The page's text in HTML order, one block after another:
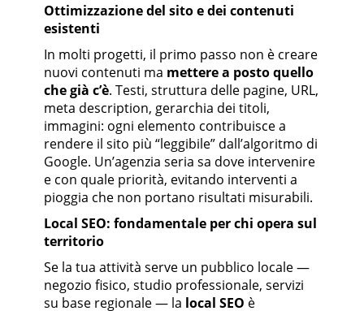
Ottimizzazione del sito e dei contenuti
esistenti
In molti progetti, il primo passo non è creare
nuovi contenuti ma mettere a posto quello
che già c’è. Testi, struttura delle pagine, URL,
meta description, gerarchia dei titoli,
immagini: ogni elemento contribuisce a
rendere il sito più “leggibile” dall’algoritmo di
Google. Un’agenzia seria sa dove intervenire
e con quale priorità, evitando interventi a
pioggia che non portano risultati misurabili.
Local SEO: fondamentale per chi opera sul
territorio
Se la tua attività serve un pubblico locale —
negozio fisico, studio professionale, servizi
su base regionale — la local SEO è